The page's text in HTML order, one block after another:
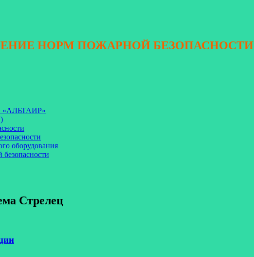
НОРМ ПОЖАРНОЙ БЕЗОПАСНОСТИ
оборудования
Стрелец